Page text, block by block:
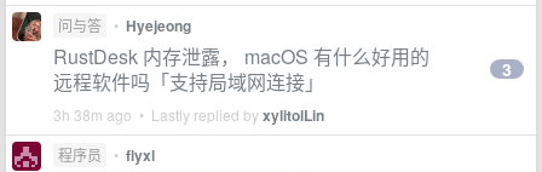
问与答 • Hyejeong
RustDesk 内存泄露， macOS 有什么好用的
远程软件吗「支持局域网连接」
3h 38m ago • Lastly replied byxylitolLin
3
程序员 • flyxl